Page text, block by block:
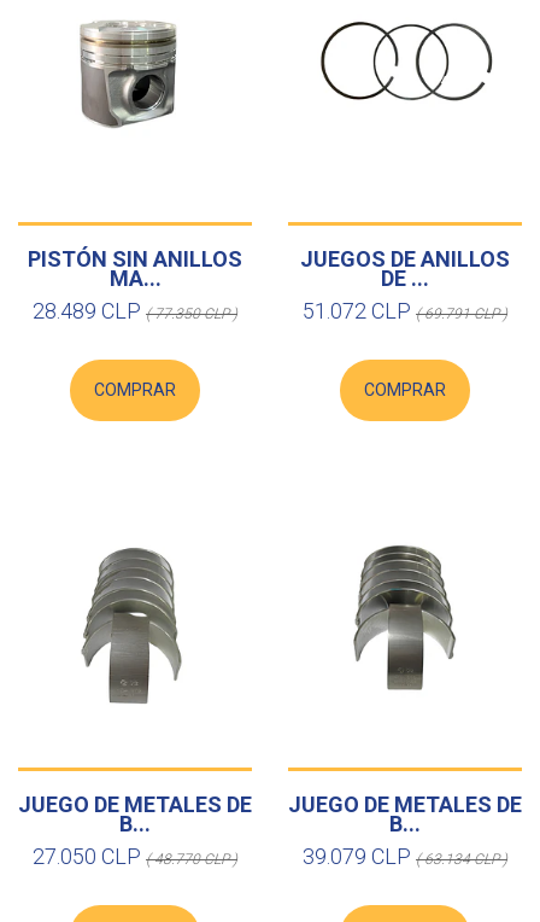
PISTÓN SIN ANILLOS
MA...
28.489 CLP ( 77.350 CLP )
COMPRAR
JUEGOS DE ANILLOS
DE ...
51.072 CLP ( 69.791 CLP )
COMPRAR
JUEGO DE METALES DE
B...
27.050 CLP ( 48.770 CLP )
JUEGO DE METALES DE
B...
39.079 CLP ( 63.134 CLP )